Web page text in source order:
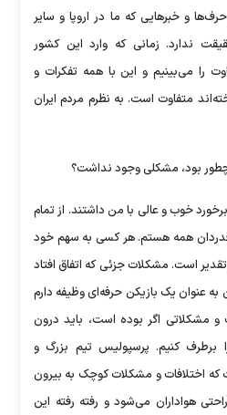
و خبر‌هایی که ما در اروپا و سایر
ندارد. زمانی که وارد این کشور
را می‌بینیم و این با همه تفکرات و
متفاوت است. به نظرم مردم ایران
چطور بود، مشکلی وجود نداشت؟
خوب و عالی با من داشتند. از تمام
همه هستم. هر کسی به سهم خود
است. مشکلات جزئی که اتفاق افتاد
عنوان یک بازیکن حرفه‌ای وظیفه دارم
و مشکلاتی اگر بوده است، باید درون
برطرف کنیم. پرسپولیس تیم بزرگ و
اختلافات و مشکلات کوچک به بیرون
هواداران می‌شود و رفته رفته این